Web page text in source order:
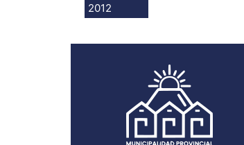
2012